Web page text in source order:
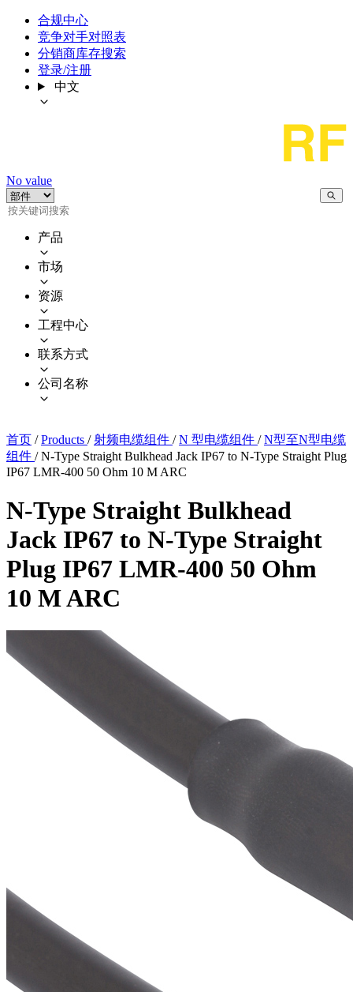
合规中心
竞争对手对照表
分销商库存搜索
登录/注册
中文
No value
产品
市场
资源
工程中心
联系方式
公司名称
首页 / Products / 射频电缆组件 / N 型电缆组件 / N型至N型电缆
组件 / N-Type Straight Bulkhead Jack IP67 to N-Type Straight Plug
IP67 LMR-400 50 Ohm 10 M ARC
N-Type Straight Bulkhead
Jack IP67 to N-Type Straight
Plug IP67 LMR-400 50 Ohm
10 M ARC